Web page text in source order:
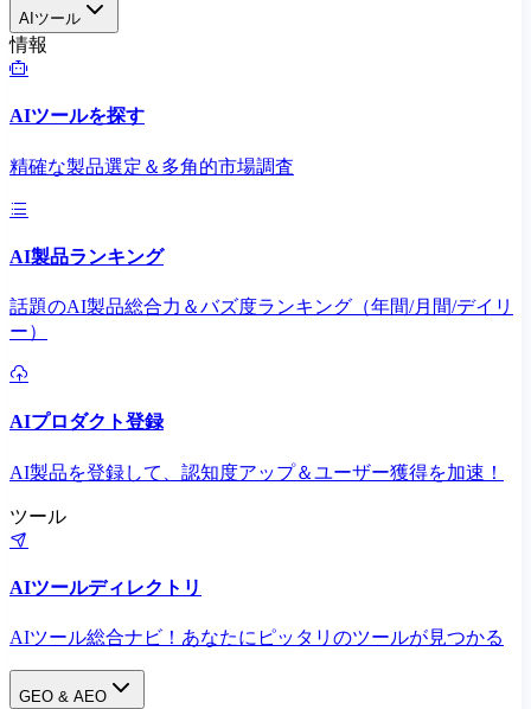
AIツール
情報
AIツールを探す
精確な製品選定＆多角的市場調査
AI製品ランキング
話題のAI製品総合力＆バズ度ランキング（年間/月間/デイリ
ー）
AIプロダクト登録
AI製品を登録して、認知度アップ＆ユーザー獲得を加速！
ツール
AIツールディレクトリ
AIツール総合ナビ！あなたにピッタリのツールが見つかる
GEO & AEO